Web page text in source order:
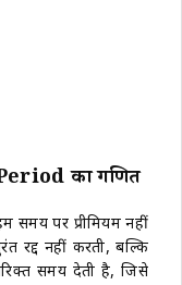
का गणित
समय पर प्रीमियम नहीं
रद्द नहीं करती, बल्कि
समय देती है, जिसे